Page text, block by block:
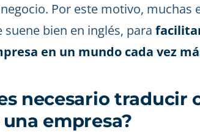
Por este motivo, muchas
bien en inglés, para
en un mundo cada vez
necesario traducir
empresa?